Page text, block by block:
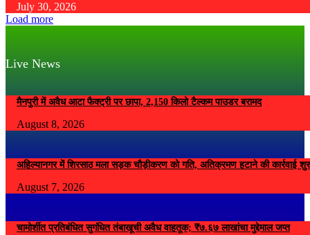
July 30, 2026
Load more
Live News
मैनपुरी में अवैध आटा फैक्ट्री पर छापा, 2,150 किलो टैल्कम पाउडर बरामद
August 8, 2026
अहिल्यानगर में शिरसाठ मला सड़क चौड़ीकरण को गति, अतिक्रमण हटाने की कार्रवाई
August 7, 2026
चामोर्शीत प्रतिबंधित सुगंधित तंबाखूची अवैध वाहतूक; ₹७.६७ लाखांचा मुद्देमाल जप्त